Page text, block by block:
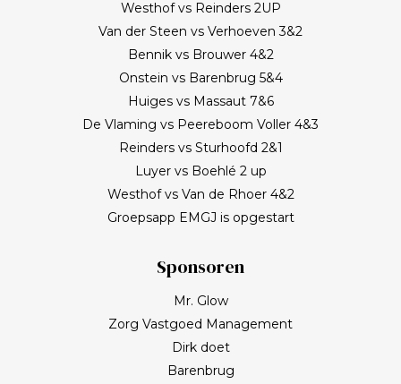
Westhof vs Reinders 2UP
Van der Steen vs Verhoeven 3&2
Bennik vs Brouwer 4&2
Onstein vs Barenbrug 5&4
Huiges vs Massaut 7&6
De Vlaming vs Peereboom Voller 4&3
Reinders vs Sturhoofd 2&1
Luyer vs Boehlé 2 up
Westhof vs Van de Rhoer 4&2
Groepsapp EMGJ is opgestart
Sponsoren
Mr. Glow
Zorg Vastgoed Management
Dirk doet
Barenbrug